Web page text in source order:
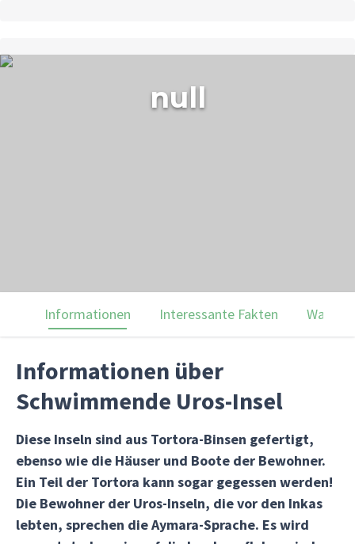
null
Informationen Interessante Fakten Was du
Informationen über
Schwimmende Uros-Insel
Diese Inseln sind aus Tortora-Binsen gefertigt,
ebenso wie die Häuser und Boote der Bewohner.
Ein Teil der Tortora kann sogar gegessen werden!
Die Bewohner der Uros-Inseln, die vor den Inkas
lebten, sprechen die Aymara-Sprache. Es wird